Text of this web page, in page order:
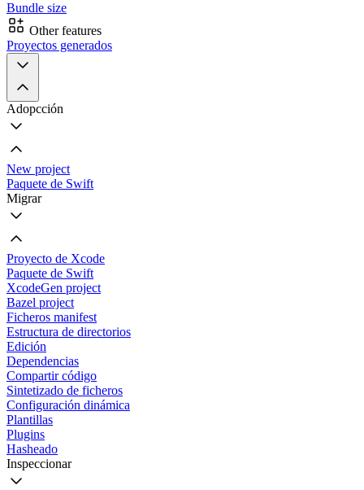
Bundle size
Other features
Proyectos generados
Adopcción
New project
Paquete de Swift
Migrar
Proyecto de Xcode
Paquete de Swift
XcodeGen project
Bazel project
Ficheros manifest
Estructura de directorios
Edición
Dependencias
Compartir código
Sintetizado de ficheros
Configuración dinámica
Plantillas
Plugins
Hasheado
Inspeccionar